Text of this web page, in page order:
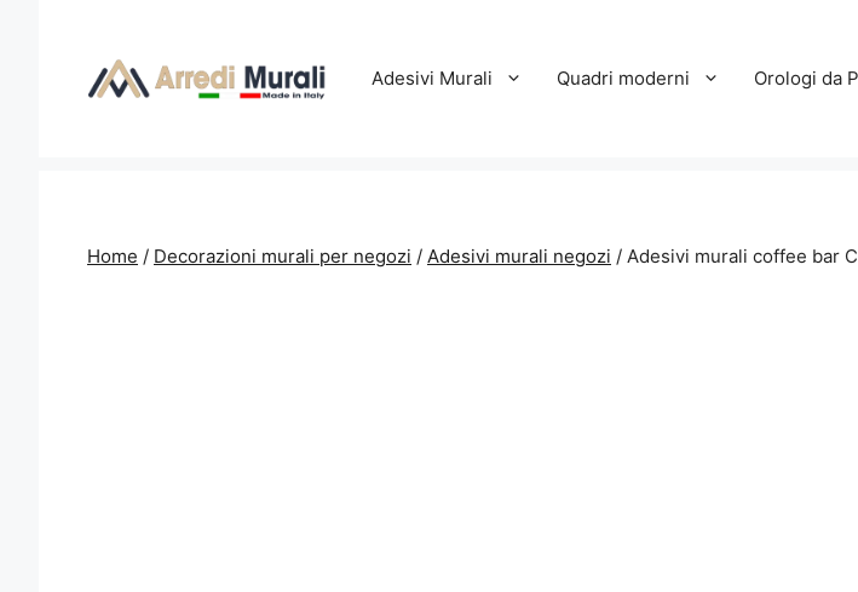
Adesivi Murali Quadri moderni Orologi da
Home / Decorazioni murali per negozi / Adesivi murali negozi / Adesivi murali coffee bar